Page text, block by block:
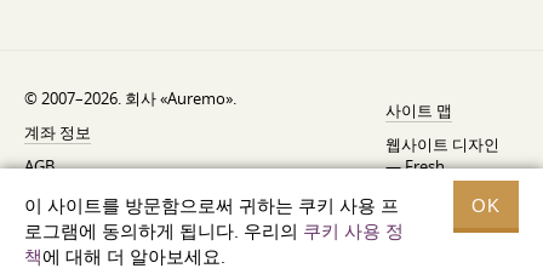
이 사이트를 방문함으로써 귀하는 쿠키 사용 프
로그램에 동의하게 됩니다. 우리의 쿠키 사용 정
책에 대해 더 알아보세요.
OK
© 2007–2026. 회사 «Auremo».
계좌 정보
AGB
리콜 통지
데이터 보호
사이트 맵
웹사이트 디자인
—Fresh